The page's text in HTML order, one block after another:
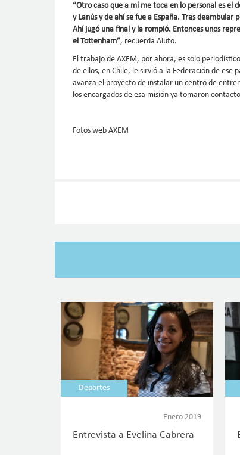
“Otro caso que a mí me toca en lo personal es el
y Lanús y de ahí se fue a España. Tras
Ahí jugó una final y la rompió. Entonces unos
el Tottenham”, recuerda Aiuto.
El trabajo de AXEM, por ahora, es solo
de ellos, en Chile, le sirvió a la Federación de ese
avanza el proyecto de instalar un centro de
los encargados de esa misión ya tomaron
Fotos web AXEM
Deportes
Enero 2019
Entrevista a Evelina Cabrera